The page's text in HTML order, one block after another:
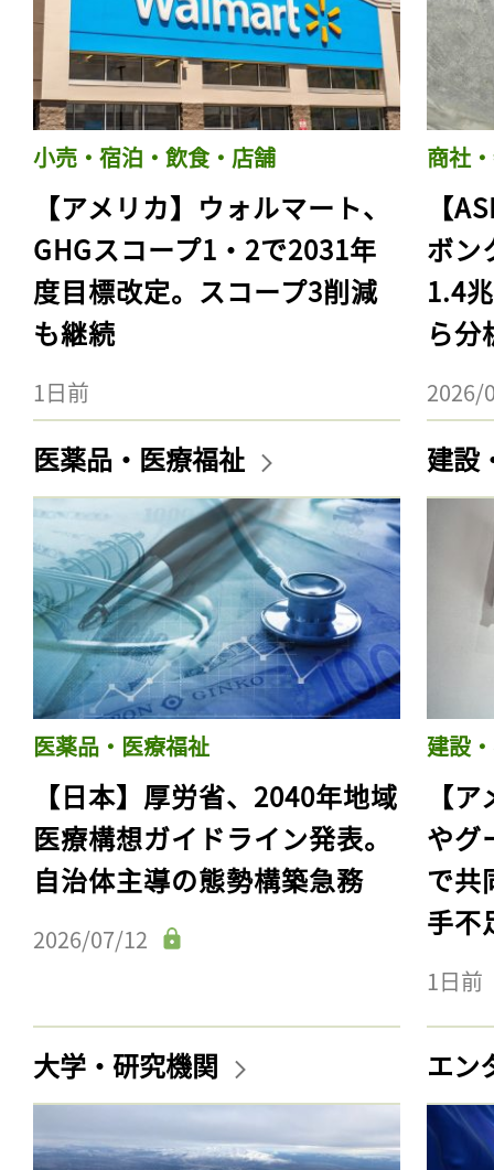
小売・宿泊・飲食・店舗
【アメリカ】ウォルマート、
GHGスコープ1・2で2031年
度目標改定。スコープ3削減
も継続
1日前
商社
【
ボン
1.4
ら分
2026/
医薬品・医療福祉
医薬品・医療福祉
【日本】厚労省、2040年地域
医療構想ガイドライン発表。
自治体主導の態勢構築急務
2026/07/12
建設
建設
【
やグ
で共
手不
1日前
大学・研究機関 エン